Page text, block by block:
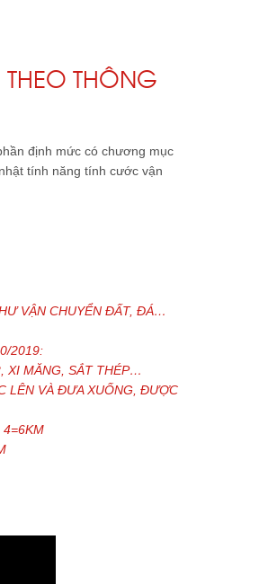
THÔNG
định mức có chương mục
tính năng tính cước vận
VẬN CHUYỂN ĐẤT, ĐÁ…
2019:
XI MĂNG, SẮT THÉP…
LÊN VÀ ĐƯA XUỐNG, ĐƯỢC
4=6KM